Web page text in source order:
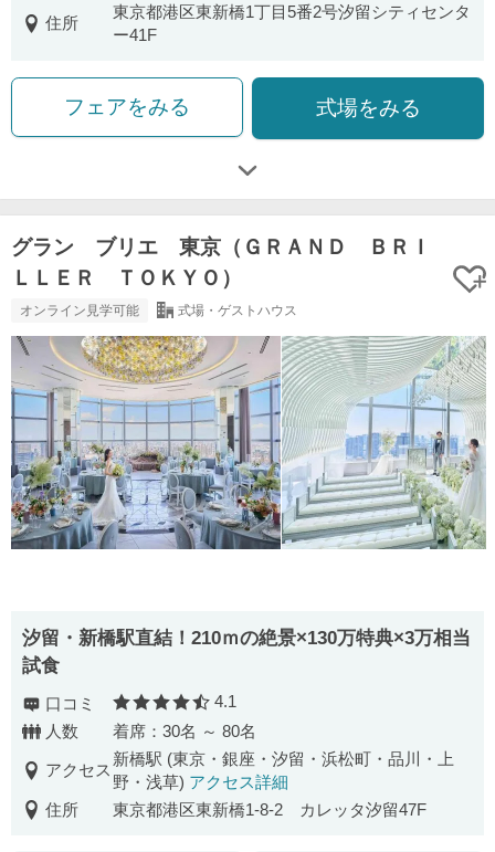
住所
東京都港区東新橋1丁目5番2号汐留シティセンタ
ー41F
フェアをみる 式場をみる
グラン ブリエ 東京（ＧＲＡＮＤ ＢＲＩ
ＬＬＥＲ ＴＯＫＹＯ）
オンライン見学可能 式場・ゲストハウス
汐留・新橋駅直結！210ｍの絶景×130万特典×3万相当
試食
口コミ 口コミ評価
4.1
人数
着席：30名 ～ 80名
アクセス
新橋駅 (東京・銀座・汐留・浜松町・品川・上
野・浅草) アクセス詳細
住所
東京都港区東新橋1-8-2 カレッタ汐留47F